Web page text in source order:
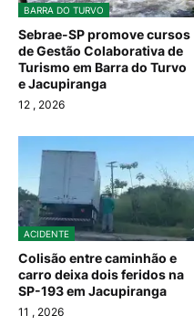
BARRA DO TURVO
Sebrae-SP promove cursos
de Gestão Colaborativa de
Turismo em Barra do Turvo
e Jacupiranga
12 , 2026
ACIDENTE
Colisão entre caminhão e
carro deixa dois feridos na
SP-193 em Jacupiranga
11 , 2026